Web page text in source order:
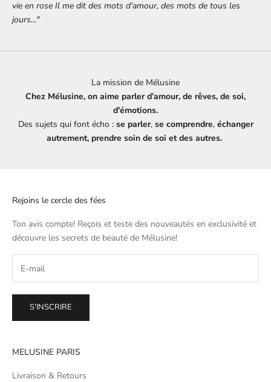
vie en rose Il me dit des mots d'amour, des mots de tous les
jours..."
La mission de Mélusine
Chez Mélusine, on aime parler d’amour, de rêves, de soi,
d'émotions.
Des sujets qui font écho : se parler, se comprendre, échanger
autrement, prendre soin de soi et des autres.
Rejoins le cercle des fées
Ton avis compte! Reçois et teste des nouveautés en exclusivité et
découvre les secrets de beauté de Mélusine!
S'INSCRIRE
MELUSINE PARIS
Livraison & Retours